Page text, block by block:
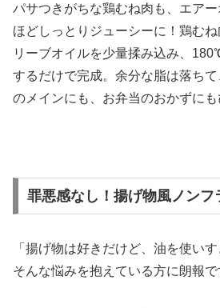
パサつきがちな鶏むね肉も、エアー
ほどしっとりジューシーに！鶏む
リーブオイルを少量揉み込み、
するだけで完成。余分な脂は落ち
のメインにも、お弁当のおかずにも
罪悪感なし！揚げ物風ノンフ
「揚げ物は好きだけど、油を使い
そんな悩みを抱えている方に朗報で